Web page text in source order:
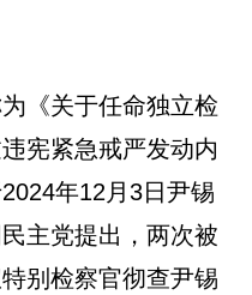
《关于任命独立检
宪紧急戒严发动内
年12月3日尹锡
主党提出，两次被
别检察官彻查尹锡